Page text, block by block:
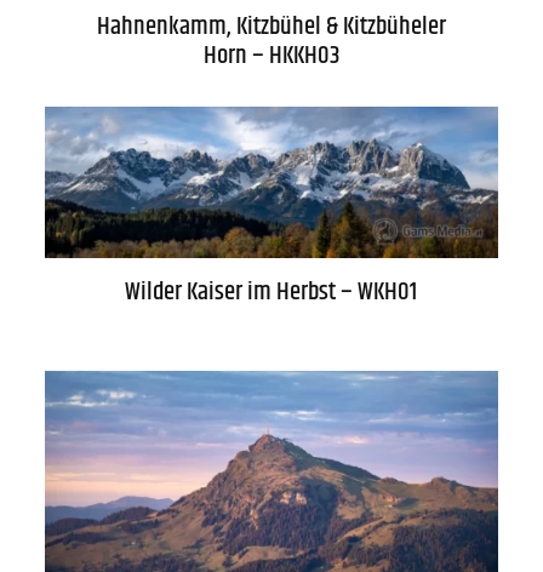
Hahnenkamm, Kitzbühel & Kitzbüheler
Horn – HKKH03
Wilder Kaiser im Herbst – WKH01